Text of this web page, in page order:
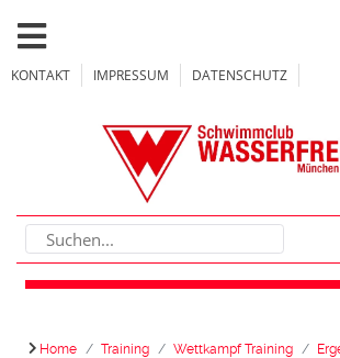
KONTAKT IMPRESSUM DATENSCHUTZ
Home Training Wettkampf Training